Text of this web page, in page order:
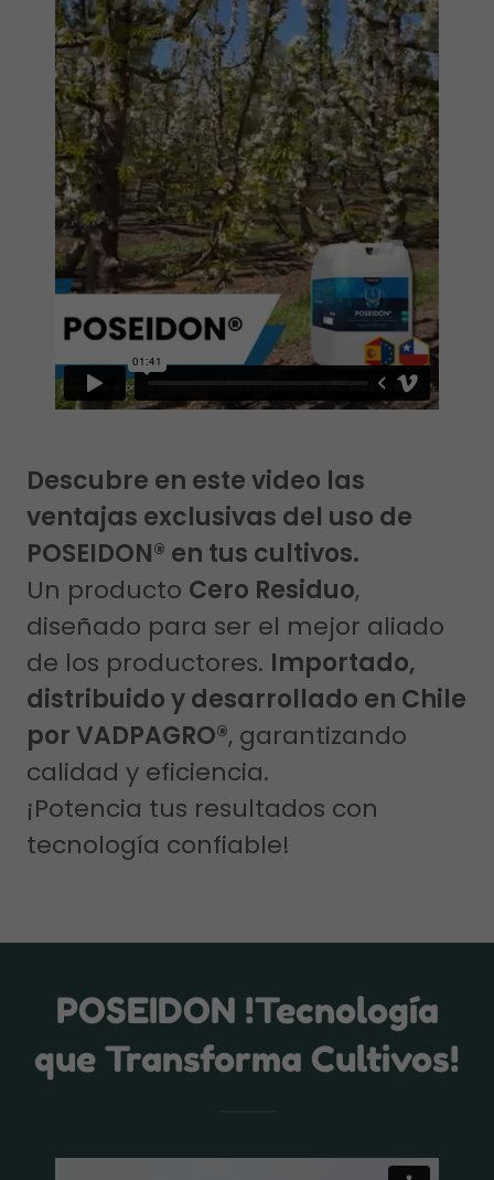
Descubre en este video las
ventajas exclusivas del uso de
POSEIDON® en tus cultivos.
Un producto Cero Residuo,
diseñado para ser el mejor aliado
de los productores. Importado,
distribuido y desarrollado en Chile
por VADPAGRO®, garantizando
calidad y eficiencia.
¡Potencia tus resultados con
tecnología confiable!
POSEIDON !Tecnología
que Transforma Cultivos!